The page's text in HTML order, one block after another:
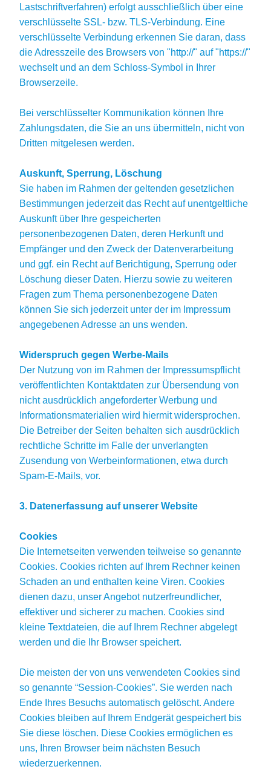
Lastschriftverfahren) erfolgt ausschließlich über eine
verschlüsselte SSL- bzw. TLS-Verbindung. Eine
verschlüsselte Verbindung erkennen Sie daran, dass
die Adresszeile des Browsers von "http://" auf "https://"
wechselt und an dem Schloss-Symbol in Ihrer
Browserzeile.
Bei verschlüsselter Kommunikation können Ihre
Zahlungsdaten, die Sie an uns übermitteln, nicht von
Dritten mitgelesen werden.
Auskunft, Sperrung, Löschung
Sie haben im Rahmen der geltenden gesetzlichen
Bestimmungen jederzeit das Recht auf unentgeltliche
Auskunft über Ihre gespeicherten
personenbezogenen Daten, deren Herkunft und
Empfänger und den Zweck der Datenverarbeitung
und ggf. ein Recht auf Berichtigung, Sperrung oder
Löschung dieser Daten. Hierzu sowie zu weiteren
Fragen zum Thema personenbezogene Daten
können Sie sich jederzeit unter der im Impressum
angegebenen Adresse an uns wenden.
Widerspruch gegen Werbe-Mails
Der Nutzung von im Rahmen der Impressumspflicht
veröffentlichten Kontaktdaten zur Übersendung von
nicht ausdrücklich angeforderter Werbung und
Informationsmaterialien wird hiermit widersprochen.
Die Betreiber der Seiten behalten sich ausdrücklich
rechtliche Schritte im Falle der unverlangten
Zusendung von Werbeinformationen, etwa durch
Spam-E-Mails, vor.
3. Datenerfassung auf unserer Website
Cookies
Die Internetseiten verwenden teilweise so genannte
Cookies. Cookies richten auf Ihrem Rechner keinen
Schaden an und enthalten keine Viren. Cookies
dienen dazu, unser Angebot nutzerfreundlicher,
effektiver und sicherer zu machen. Cookies sind
kleine Textdateien, die auf Ihrem Rechner abgelegt
werden und die Ihr Browser speichert.
Die meisten der von uns verwendeten Cookies sind
so genannte “Session-Cookies”. Sie werden nach
Ende Ihres Besuchs automatisch gelöscht. Andere
Cookies bleiben auf Ihrem Endgerät gespeichert bis
Sie diese löschen. Diese Cookies ermöglichen es
uns, Ihren Browser beim nächsten Besuch
wiederzuerkennen.